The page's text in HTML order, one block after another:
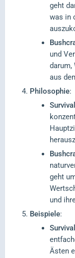
geht
was in
und
darum,
aus
Philosophie:
Survival
geht
und
Beispiele:
Survival
Ästen